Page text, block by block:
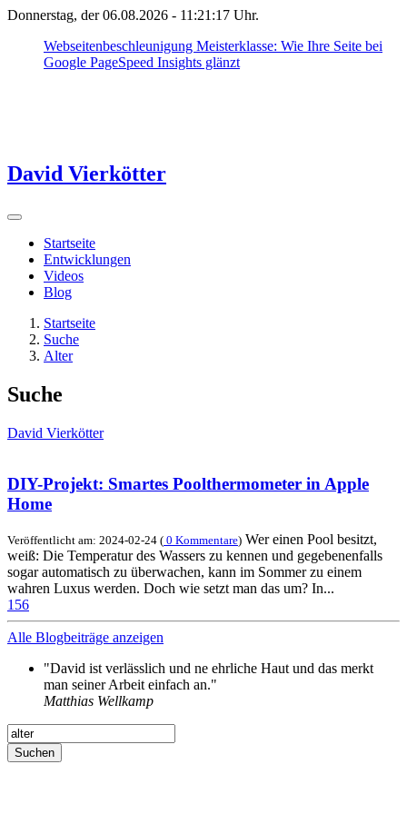
Donnerstag, der 06.08.2026 - 11:21:17 Uhr.
Webseitenbeschleunigung Meisterklasse: Wie Ihre Seite bei
Google PageSpeed Insights glänzt
David Vierkötter
Startseite
Entwicklungen
Videos
Blog
Startseite
Suche
Alter
Suche
David Vierkötter
DIY-Projekt: Smartes Poolthermometer in Apple
Home
Veröffentlicht am: 2024-02-24 ( 0 Kommentare) Wer einen Pool besitzt,
weiß: Die Temperatur des Wassers zu kennen und gegebenenfalls
sogar automatisch zu überwachen, kann im Sommer zu einem
wahren Luxus werden. Doch wie setzt man das um? In...
1 56
Alle Blogbeiträge anzeigen
"David ist verlässlich und ne ehrliche Haut und das merkt
man seiner Arbeit einfach an."
Matthias Wellkamp
Suchen